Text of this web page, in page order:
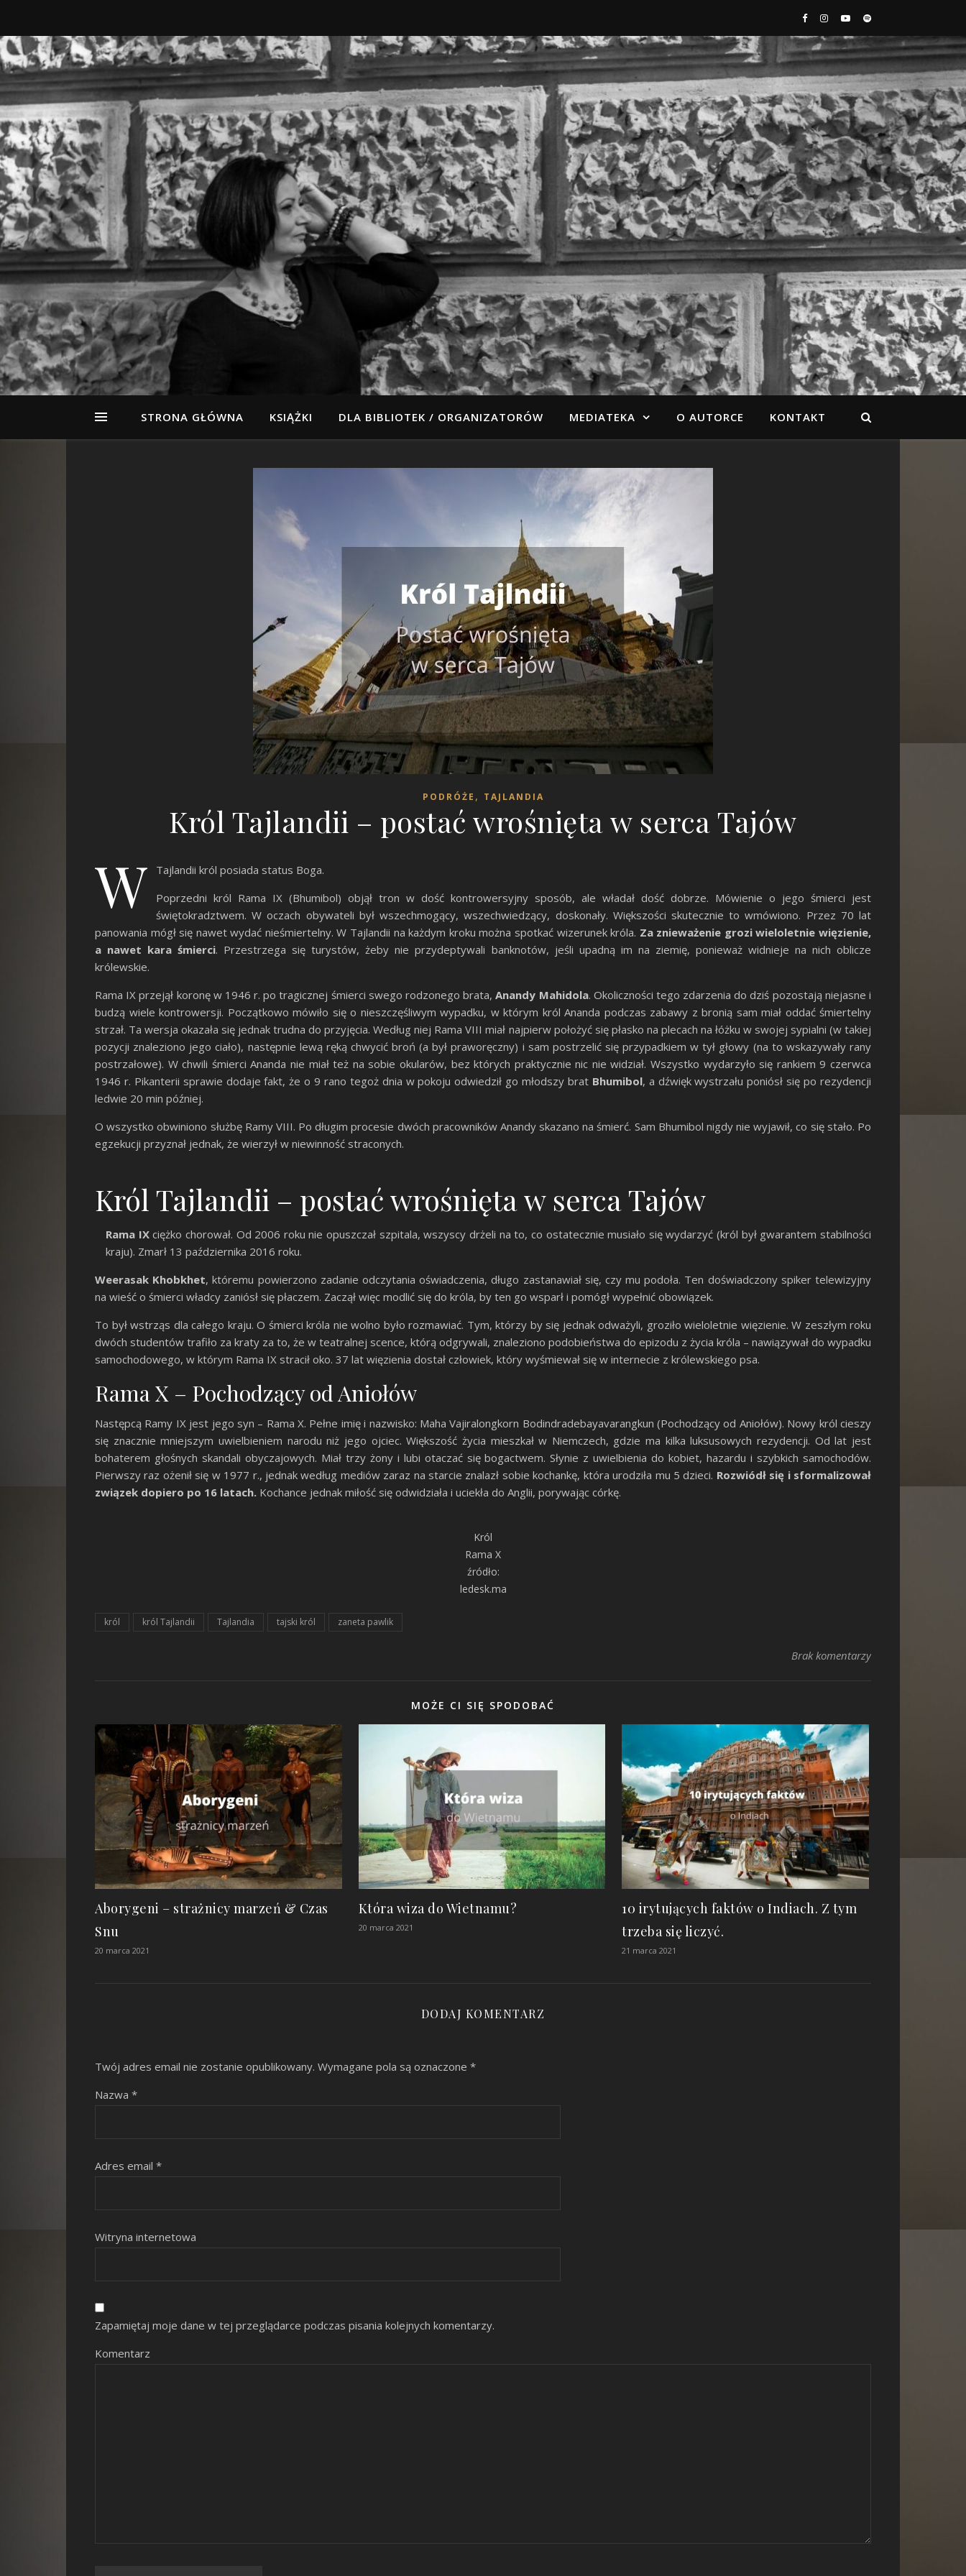
STRONA GŁÓWNA KSIĄŻKI DLA BIBLIOTEK / ORGANIZATORÓW MEDIATEKA O AUTORCE KONTAKT
PODRÓŻE , TAJLANDIA
Król Tajlandii – postać wrośnięta w serca Tajów
W
Tajlandii król posiada status Boga.
Poprzedni król Rama IX (Bhumibol) objął tron w dość kontrowersyjny sposób, ale władał dość dobrze. Mówienie o jego śmierci jest
świętokradztwem. W oczach obywateli był wszechmogący, wszechwiedzący, doskonały. Większości skutecznie to wmówiono. Przez 70 lat
panowania mógł się nawet wydać nieśmiertelny. W Tajlandii na każdym kroku można spotkać wizerunek króla. Za znieważenie grozi wieloletnie więzienie,
a nawet kara śmierci. Przestrzega się turystów, żeby nie przydeptywali banknotów, jeśli upadną im na ziemię, ponieważ widnieje na nich oblicze
królewskie.
Rama IX przejął koronę w 1946 r. po tragicznej śmierci swego rodzonego brata, Anandy Mahidola. Okoliczności tego zdarzenia do dziś pozostają niejasne i
budzą wiele kontrowersji. Początkowo mówiło się o nieszczęśliwym wypadku, w którym król Ananda podczas zabawy z bronią sam miał oddać śmiertelny
strzał. Ta wersja okazała się jednak trudna do przyjęcia. Według niej Rama VIII miał najpierw położyć się płasko na plecach na łóżku w swojej sypialni (w takiej
pozycji znaleziono jego ciało), następnie lewą ręką chwycić broń (a był praworęczny) i sam postrzelić się przypadkiem w tył głowy (na to wskazywały rany
postrzałowe). W chwili śmierci Ananda nie miał też na sobie okularów, bez których praktycznie nic nie widział. Wszystko wydarzyło się rankiem 9 czerwca
1946 r. Pikanterii sprawie dodaje fakt, że o 9 rano tegoż dnia w pokoju odwiedził go młodszy brat Bhumibol, a dźwięk wystrzału poniósł się po rezydencji
ledwie 20 min później.
O wszystko obwiniono służbę Ramy VIII. Po długim procesie dwóch pracowników Anandy skazano na śmierć. Sam Bhumibol nigdy nie wyjawił, co się stało. Po
egzekucji przyznał jednak, że wierzył w niewinność straconych.
Król Tajlandii – postać wrośnięta w serca Tajów
Rama IXciężko chorował. Od 2006 roku nie opuszczał szpitala, wszyscy drżeli na to, co ostatecznie musiało się wydarzyć (król był gwarantem stabilności
kraju). Zmarł 13 października 2016 roku.
Weerasak Khobkhet, któremu powierzono zadanie odczytania oświadczenia, długo zastanawiał się, czy mu podoła. Ten doświadczony spiker telewizyjny
na wieść o śmierci władcy zaniósł się płaczem. Zaczął więc modlić się do króla, by ten go wsparł i pomógł wypełnić obowiązek.
To był wstrząs dla całego kraju. O śmierci króla nie wolno było rozmawiać. Tym, którzy by się jednak odważyli, groziło wieloletnie więzienie. W zeszłym roku
dwóch studentów trafiło za kraty za to, że w teatralnej scence, którą odgrywali, znaleziono podobieństwa do epizodu z życia króla – nawiązywał do wypadku
samochodowego, w którym Rama IX stracił oko. 37 lat więzienia dostał człowiek, który wyśmiewał się w internecie z królewskiego psa.
Rama X – Pochodzący od Aniołów
Następcą Ramy IX jest jego syn – Rama X. Pełne imię i nazwisko: Maha Vajiralongkorn Bodindradebayavarangkun (Pochodzący od Aniołów). Nowy król cieszy
się znacznie mniejszym uwielbieniem narodu niż jego ojciec. Większość życia mieszkał w Niemczech, gdzie ma kilka luksusowych rezydencji. Od lat jest
bohaterem głośnych skandali obyczajowych. Miał trzy żony i lubi otaczać się bogactwem. Słynie z uwielbienia do kobiet, hazardu i szybkich samochodów.
Pierwszy raz ożenił się w 1977 r., jednak według mediów zaraz na starcie znalazł sobie kochankę, która urodziła mu 5 dzieci. Rozwiódł się i sformalizował
związek dopiero po 16 latach. Kochance jednak miłość się odwidziała i uciekła do Anglii, porywając córkę.
Król
Rama X
źródło:
ledesk.ma
król król Tajlandii Tajlandia tajski król zaneta pawlik
Brak komentarzy
MOŻE CI SIĘ SPODOBAĆ
Aborygeni – strażnicy marzeń & Czas
Snu
20 marca 2021
Która wiza do Wietnamu?
20 marca 2021
10 irytujących faktów o Indiach. Z tym
trzeba się liczyć.
21 marca 2021
DODAJ KOMENTARZ
Twój adres email nie zostanie opublikowany. Wymagane pola są oznaczone *
Nazwa *
Adres email *
Witryna internetowa
Zapamiętaj moje dane w tej przeglądarce podczas pisania kolejnych komentarzy.
Komentarz